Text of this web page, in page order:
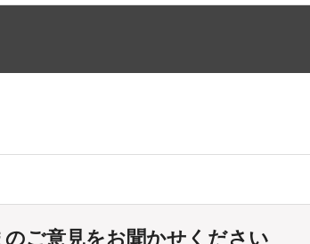
ご意見をお聞かせください